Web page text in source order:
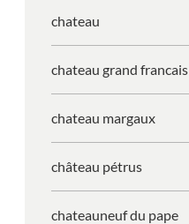
chateau
chateau grand francais
chateau margaux
château pétrus
chateauneuf du pape